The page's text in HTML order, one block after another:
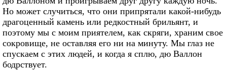
Но может случиться, что они припрятали какой-нибудь
драгоценный камень или редкостный брильянт, и
поэтому мы с моим приятелем, как скряги, храним свое
сокровище, не оставляя его ни на минуту. Мы глаз не
спускаем с этих людей, и когда я сплю, дю Валлон
бодрствует.